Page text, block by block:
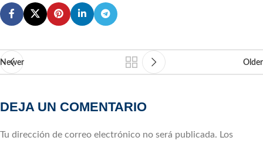
Newer Older
DEJA UN COMENTARIO
Tu dirección de correo electrónico no será publicada. Los